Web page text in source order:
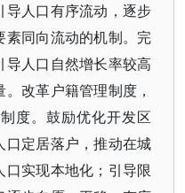
人口有序流动，逐步
同向流动的机制。完
人口自然增长率较高
改革户籍管理制度，
度。鼓励优化开发区
定居落户，推动在城
实现本地化；引导限